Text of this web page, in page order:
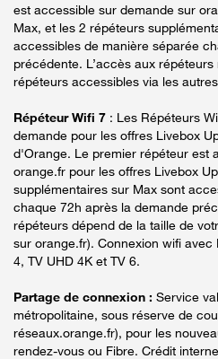
est accessible sur demande sur
Max, et les 2 répéteurs
accessibles de manière séparée
précédente. L’accès aux
répéteurs accessibles via les
Répéteur Wifi 7 : Les Répéteurs
demande pour les offres Livebox
d'Orange. Le premier répéteur est
orange.fr pour les offres Livebox
supplémentaires sur Max sont
chaque 72h après la demande
répéteurs dépend de la taille de
sur orange.fr). Connexion wifi
4, TV UHD 4K et TV 6.
Partage de connexion : Service
métropolitaine, sous réserve de
réseaux.orange.fr), pour les
rendez-vous ou Fibre. Crédit